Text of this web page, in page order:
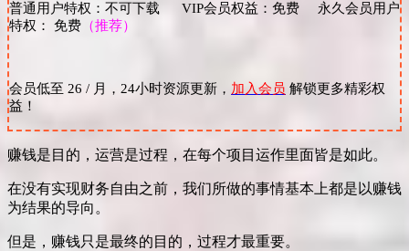
普通用户特权：不可下载 VIP会员权益：免费 永久会员用户
特权： 免费 （推荐）
会员低至 26 / 月，24小时资源更新， 加入会员 解锁更多精彩权
益！
赚钱是目的，运营是过程，在每个项目运作里面皆是如此。
在没有实现财务自由之前，我们所做的事情基本上都是以赚钱
为结果的导向。
但是，赚钱只是最终的目的，过程才最重要。